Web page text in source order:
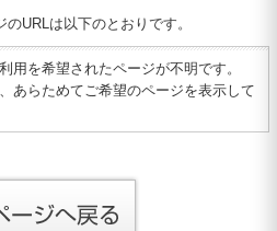
URLは以下のとおりです。
を希望されたページが不明です。
あらためてご希望のページを表示して